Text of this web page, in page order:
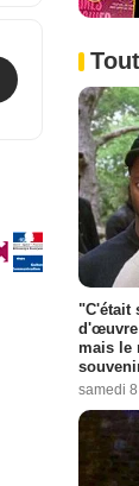
"C'était
d'œuvre
mais le
samedi